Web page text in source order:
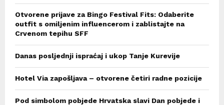
Otvorene prijave za Bingo Festival Fits: Odaberite
outfit s omiljenim influencerom i zablistajte na
Crvenom tepihu SFF
Danas posljednji ispraćaj i ukop Tanje Kurevije
Hotel Via zapošljava – otvorene četiri radne pozicije
Pod simbolom pobjede Hrvatska slavi Dan pobjede i